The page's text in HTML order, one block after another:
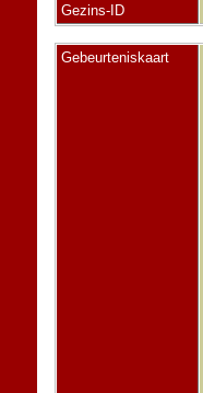
Gezins-ID
Gebeurteniskaart